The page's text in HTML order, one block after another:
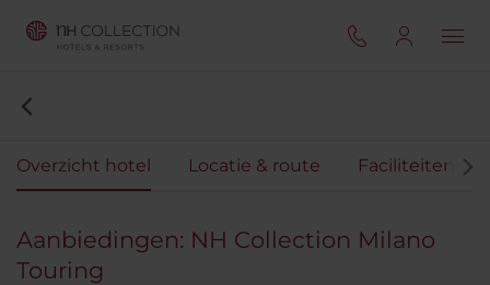
Overzicht hotel Locatie & route Faciliteiten
Aanbiedingen: NH Collection Milano
Touring